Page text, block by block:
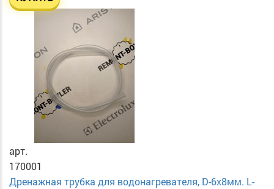
арт.
170001
Дренажная трубка для водонагревателя, D-6х8мм. L-